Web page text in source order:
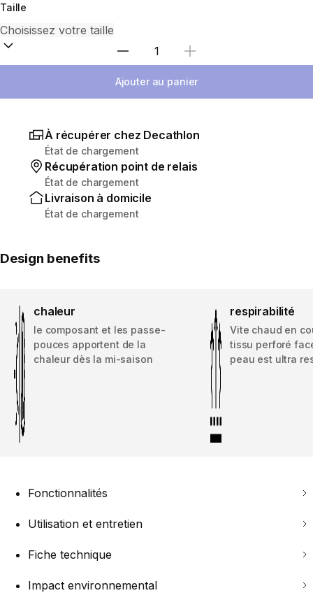
Taille
Sélectionnez la quantité
Ajouter au panier
À récupérer chez Decathlon
État de chargement
Récupération point de relais
État de chargement
Livraison à domicile
État de chargement
Design benefits
chaleur
le composant et les passe-
pouces apportent de la
chaleur dès la mi-saison
respirabilité
Vite chaud en
tissu perforé
peau est ultra
Fonctionnalités
Utilisation et entretien
Fiche technique
Impact environnemental